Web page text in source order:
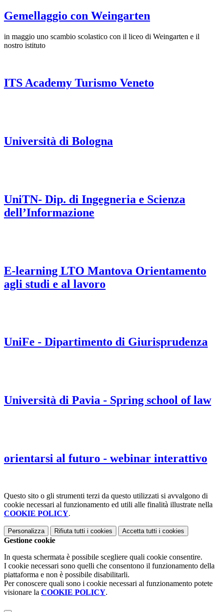
Gemellaggio con Weingarten
in maggio uno scambio scolastico con il liceo di Weingarten e il
nostro istituto
ITS Academy Turismo Veneto
Università di Bologna
UniTN- Dip. di Ingegneria e Scienza
dell’Informazione
E-learning LTO Mantova Orientamento
agli studi e al lavoro
UniFe - Dipartimento di Giurisprudenza
Università di Pavia - Spring school of law
orientarsi al futuro - webinar interattivo
Questo sito o gli strumenti terzi da questo utilizzati si avvalgono di
cookie necessari al funzionamento ed utili alle finalità illustrate nella
COOKIE POLICY.
Personalizza Rifiuta tutti i cookies Accetta tutti i cookies
Gestione cookie
In questa schermata è possibile scegliere quali cookie consentire.
I cookie necessari sono quelli che consentono il funzionamento della
piattaforma e non è possibile disabilitarli.
Per conoscere quali sono i cookie necessari al funzionamento potete
visionare la COOKIE POLICY.